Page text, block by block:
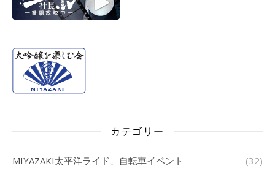
カテゴリー
MIYAZAKI太平洋ライド、自転車イベント (32)